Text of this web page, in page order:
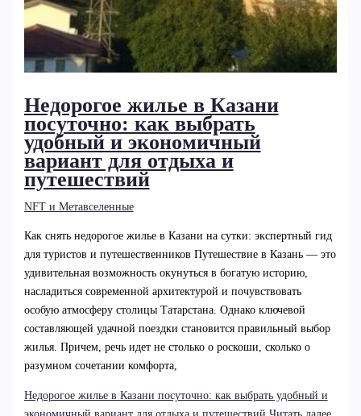
Недорогое жилье в Казани
посуточно: как выбрать
удобный и экономичный
вариант для отдыха и
путешествий
NFT и Метавселенные
Как снять недорогое жилье в Казани на сутки: экспертный гид
для туристов и путешественников Путешествие в Казань — это
удивительная возможность окунуться в богатую историю,
насладиться современной архитектурой и почувствовать
особую атмосферу столицы Татарстана. Однако ключевой
составляющей удачной поездки становится правильный выбор
жилья. Причем, речь идет не столько о роскоши, сколько о
разумном сочетании комфорта,
Недорогое жилье в Казани посуточно: как выбрать удобный и